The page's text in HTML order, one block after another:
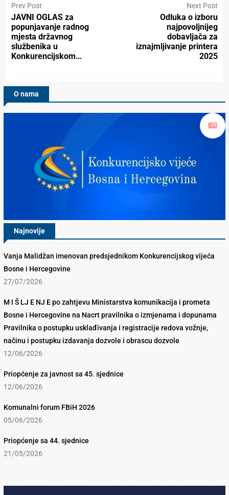
Prev Post
JAVNI OGLAS za
popunjavanje radnog
mjesta državnog
službenika u
Konkurencijskom…
Next Post
Odluka o izboru
najpovoljnijeg
dobavljača za
iznajmljivanje printera
2025
O nama
Najnovije
Vanja Malidžan imenovan predsjednikom Konkurencijskog vijeća
Bosne i Hercegovine
27/07/2026
M I Š LJ E NJ E po zahtjevu Ministarstva komunikacija i prometa
Bosne i Hercegovine na Nacrt pravilnika o izmjenama i dopunama
Pravilnika o postupku usklađivanja i registracije redova vožnje,
načinu i postupku izdavanja dozvole i obrascu dozvole
12/06/2026
Priopćenje za javnost sa 45. sjednice
12/06/2026
Komunalni forum FBiH 2026
05/06/2026
Priopćenje sa 44. sjednice
21/05/2026